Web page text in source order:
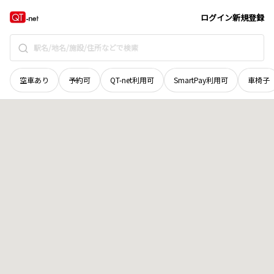
ログイン新規登録
空車あり 予約可 QT-net利用可 SmartPay利用可 車椅子
北海道